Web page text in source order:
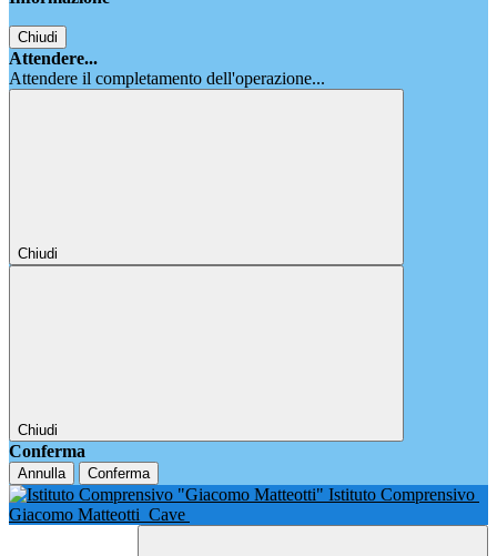
Chiudi
Attendere...
Attendere il completamento dell'operazione...
Chiudi
Chiudi
Conferma
Annulla Conferma
Istituto Comprensivo
Giacomo Matteotti Cave